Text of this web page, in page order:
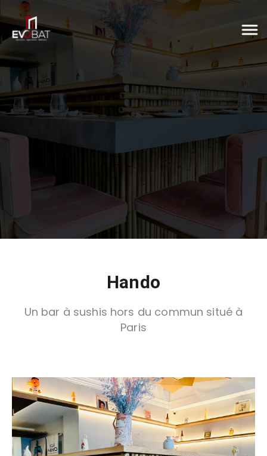
Hando
Un bar à sushis hors du commun situé à
Paris